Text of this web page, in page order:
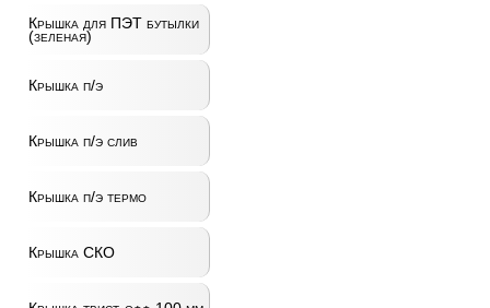
Крышка для ПЭТ бутылки
(зеленая)
Крышка п/э
Крышка п/э слив
Крышка п/э термо
Крышка СКО